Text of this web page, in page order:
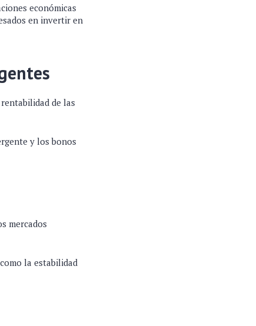
económicas
en invertir en
de las
y los bonos
mercados
la estabilidad